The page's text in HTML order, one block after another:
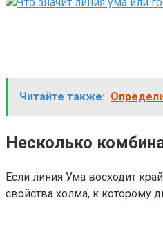
Читайте также:
Несколько
Если линия Ума восходит
свойства холма, к которому